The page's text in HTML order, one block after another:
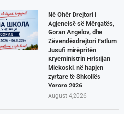
Në Ohër Drejtori i
Agjencisë së Mërgatës,
Goran Angelov, dhe
Zëvendësdrejtori Fatlum
Jusufi mirëpritën
Kryeministrin Hristijan
Mickoski, në hapjen
zyrtare të Shkollës
Verore 2026
August 4,2026